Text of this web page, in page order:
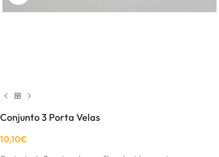
Conjunto 3 Porta Velas
10,10€